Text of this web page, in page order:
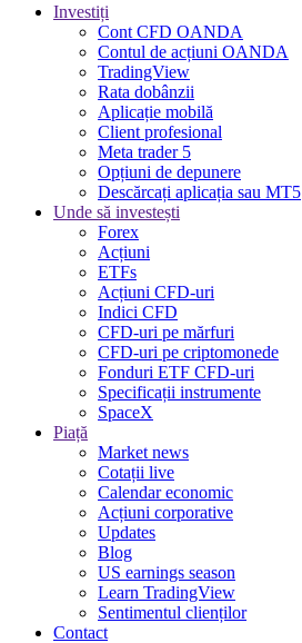
Investiți
Cont CFD OANDA
Contul de acțiuni OANDA
TradingView
Rata dobânzii
Aplicație mobilă
Client profesional
Meta trader 5
Opțiuni de depunere
Descărcați aplicația sau MT5
Unde să investești
Forex
Acțiuni
ETFs
Acțiuni CFD-uri
Indici CFD
CFD-uri pe mărfuri
CFD-uri pe criptomonede
Fonduri ETF CFD-uri
Specificații instrumente
SpaceX
Piață
Market news
Cotații live
Calendar economic
Acțiuni corporative
Updates
Blog
US earnings season
Learn TradingView
Sentimentul clienților
Contact